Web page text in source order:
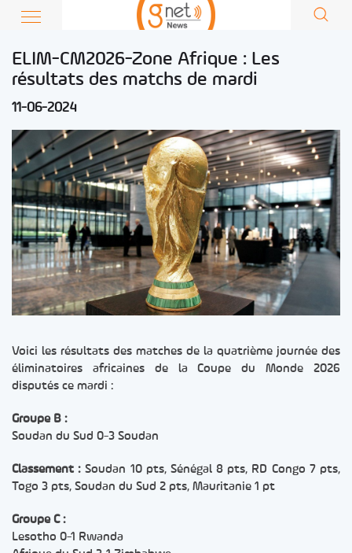
ELIM-CM2026-Zone Afrique : Les
résultats des matchs de mardi
11-06-2024
Voici les résultats des matches de la quatrième journée des
éliminatoires africaines de la Coupe du Monde 2026
disputés ce mardi :
Groupe B :
Soudan du Sud 0-3 Soudan
Classement : Soudan 10 pts, Sénégal 8 pts, RD Congo 7 pts,
Togo 3 pts, Soudan du Sud 2 pts, Mauritanie 1 pt
Groupe C :
Lesotho 0-1 Rwanda